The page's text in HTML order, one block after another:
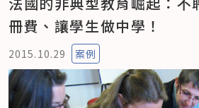
冊費、讓學生做中學！
2015.10.29 案例